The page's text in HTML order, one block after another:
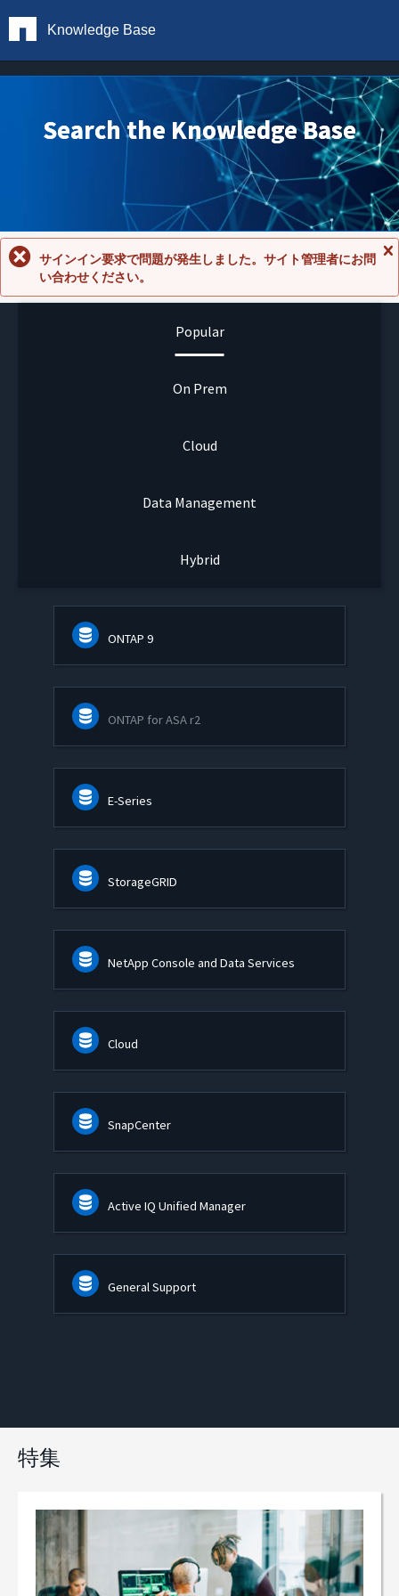
Knowledge Base
Search the Knowledge Base
セ
サインイン要求で問題が発生しました。サイト管理者にお問
い合わせください。
Popular
On Prem
Cloud
Data Management
Hybrid
ONTAP 9
ONTAP for ASA r2
E-Series
StorageGRID
NetApp Console and Data Services
Cloud
SnapCenter
Active IQ Unified Manager
General Support
特集